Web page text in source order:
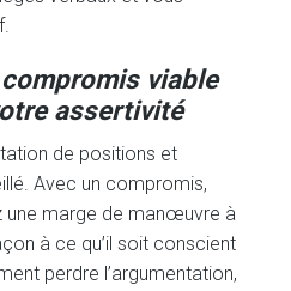
viable
assertivité
de positions et
Avec un compromis,
une marge de manœuvre à
à ce qu’il soit conscient
perdre l’argumentation,